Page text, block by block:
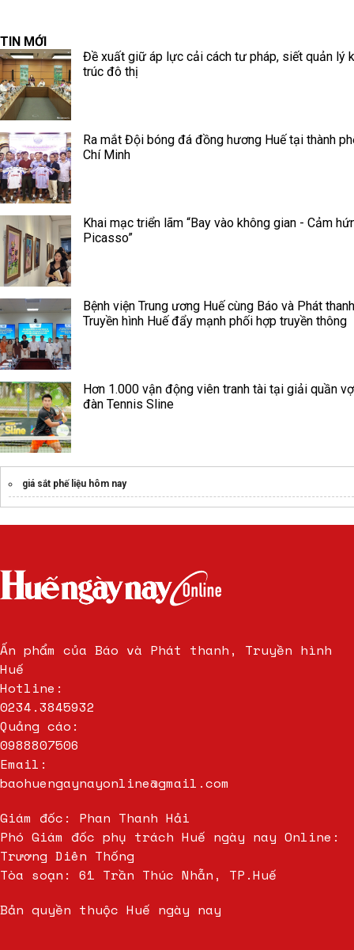
TIN MỚI
Đề xuất giữ áp lực cải cách tư pháp, siết quản lý
trúc đô thị
Ra mắt Đội bóng đá đồng hương Huế tại thành
Chí Minh
Khai mạc triển lãm “Bay vào không gian - Cảm
Picasso”
Bệnh viện Trung ương Huế cùng Báo và Phát
Truyền hình Huế đẩy mạnh phối hợp truyền thông
Hơn 1.000 vận động viên tranh tài tại giải quần
đàn Tennis Sline
giá sắt phế liệu hôm nay
Ấn phẩm của Báo và Phát thanh, Truyền hình
Huế
Hotline:
0234.3845932
Quảng cáo:
0988807506
Email:
baohuengaynayonline@gmail.com
Giám đốc: Phan Thanh Hải
Phó Giám đốc phụ trách Huế ngày nay Online:
Trương Diên Thống
Tòa soạn: 61 Trần Thúc Nhẫn, TP.Huế
Bản quyền thuộc Huế ngày nay